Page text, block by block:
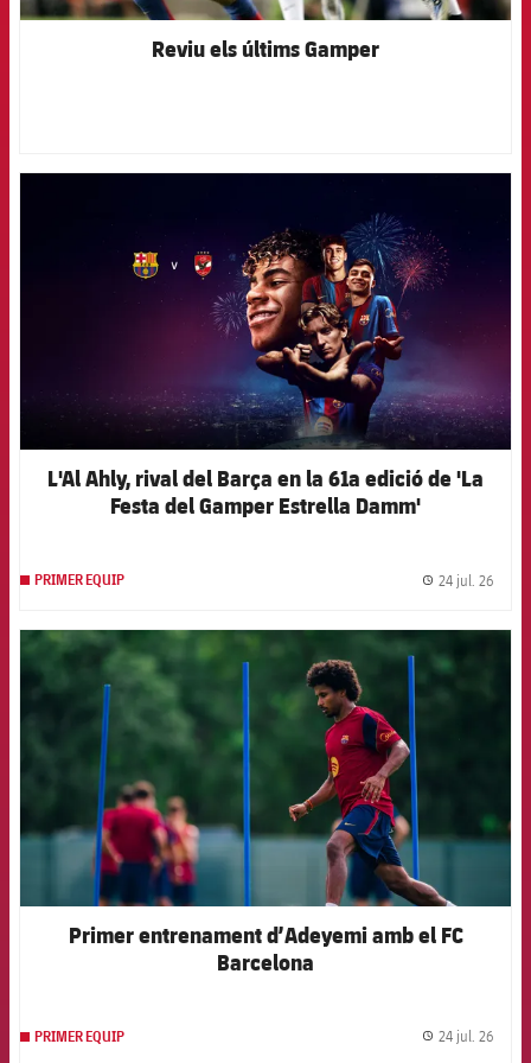
Reviu els últims Gamper
L'Al Ahly, rival del Barça en la 61a edició de 'La
Festa del Gamper Estrella Damm'
PRIMER EQUIP 24 jul. 26
FCB Barcelona badge
Primer entrenament d’Adeyemi amb el FC
Barcelona
PRIMER EQUIP 24 jul. 26